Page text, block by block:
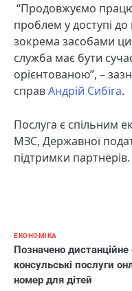
“Продовжуємо
проблем у доступі
зокрема засобами
служба має бути
орієнтованою”, –
справАндрій Сибіга.
Послуга є спільним
МЗС, Державної
підтримки партнерів.
ЕКОНОМІКА
Позначено
консульські послуги
номер для дітей